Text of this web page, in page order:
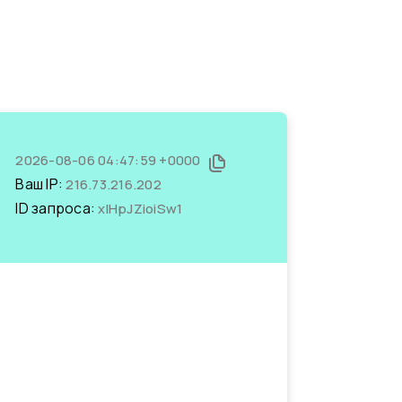
2026-08-06 04:47:59 +0000
Ваш IP:216.73.216.202
ID запроса:xlHpJZioiSw1